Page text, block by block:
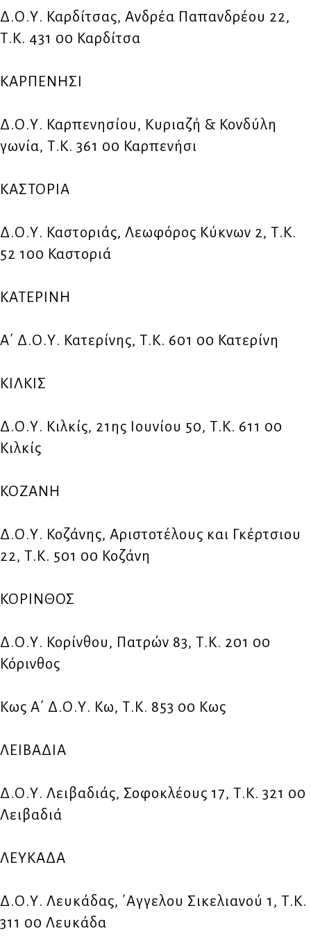
Δ.Ο.Υ. Καρδίτσας, Ανδρέα Παπανδρέου 22,
Τ.Κ. 431 00 Καρδίτσα
ΚΑΡΠΕΝΗΣΙ
Δ.Ο.Υ. Καρπενησίου, Κυριαζή & Κονδύλη
γωνία, Τ.Κ. 361 00 Καρπενήσι
ΚΑΣΤΟΡΙΑ
Δ.Ο.Υ. Καστοριάς, Λεωφόρος Κύκνων 2, Τ.Κ.
52 100 Καστοριά
ΚΑΤΕΡΙΝΗ
Α΄ Δ.Ο.Υ. Κατερίνης, Τ.Κ. 601 00 Κατερίνη
ΚΙΛΚΙΣ
Δ.Ο.Υ. Κιλκίς, 21ης Ιουνίου 50, Τ.Κ. 611 00
Κιλκίς
ΚΟΖΑΝΗ
Δ.Ο.Υ. Κοζάνης, Αριστοτέλους και Γκέρτσιου
22, Τ.Κ. 501 00 Κοζάνη
ΚΟΡΙΝΘΟΣ
Δ.Ο.Υ. Κορίνθου, Πατρών 83, Τ.Κ. 201 00
Κόρινθος
Κως Α΄ Δ.Ο.Υ. Κω, Τ.Κ. 853 00 Κως
ΛΕΙΒΑΔΙΑ
Δ.Ο.Υ. Λειβαδιάς, Σοφοκλέους 17, Τ.Κ. 321 00
Λειβαδιά
ΛΕΥΚΑΔΑ
Δ.Ο.Υ. Λευκάδας, ΄Αγγελου Σικελιανού 1, Τ.Κ.
311 00 Λευκάδα